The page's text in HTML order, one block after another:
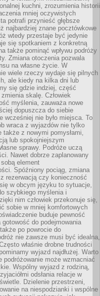
kuchni, zrozumienia historii
mniej oczywistych
potrafi przynieść głębsze
najbardziej znane pocztówkowe
wtedy przestaje być jedynie
się spotkaniem z konkretną
także pominąć wpływu podróży
Zmiana otoczenia pozwala
na własne życie. W
wiele rzeczy wydaje się pilnych
ale kiedy na kilka dni lub
się gdzie indziej, część
skalę. Człowiek
myślenia, zauważa nowe
dopuszcza do siebie
wcześniej nie było miejsca. To
wraca z wyjazdów nie tylko
także z nowymi pomysłami,
lub spokojniejszym
sprawy. Podróże uczą
Nawet dobrze zaplanowany
element
Spóźniony pociąg, zmiana
rezerwacją czy konieczność
w obcym języku to sytuacje,
szybkiego myślenia i
nim człowiek przekonuje się,
sobie w mniej komfortowych
buduje pewność
do podejmowania
po powrocie do
nie zawsze musi być idealna,
właśnie drobne trudności
wyjazd najdłużej. Warto
podróżowanie może wzmacniać
Wspólny wyjazd z rodziną,
odsłania relacje w
Dzielenie przestrzeni,
na niespodzianki i wspólne